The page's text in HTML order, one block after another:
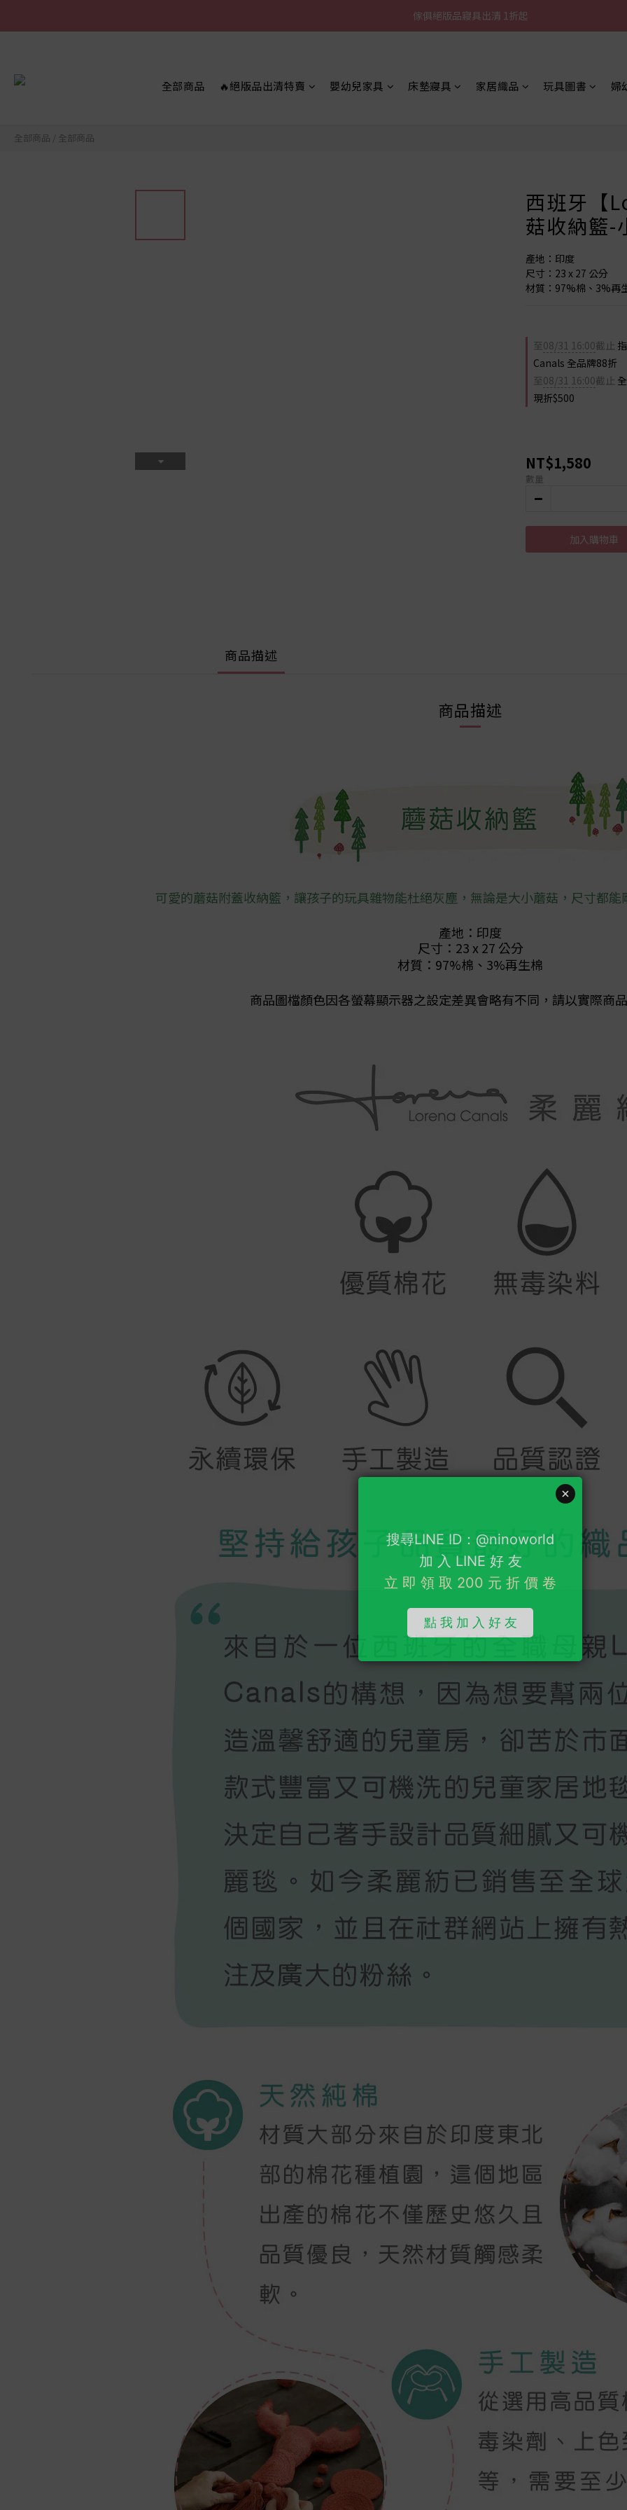
加入LINE好友就送您200元折價卷
傢俱絕版品寢具出清 1折起
全部商品 🔥絕版品出清特賣 嬰幼兒家具 床墊寢具 家居織品 玩具圖書 婦
全部商品 全部商品
西班牙【
菇收納籃-
產地：印度
尺寸：23 x 27 公分
材質：97%棉、3%再
至08/31 16:00截止
Canals 全品牌88折
至08/31 16:00截止
現折$500
NT$1,580
數量
加入購物車
商品描述
商品描述
可愛的蘑菇附蓋收納籃，讓孩子的玩具雜物能杜絕灰塵，無論是大小蘑菇，尺寸都能
產地：印度
尺寸： 23 x 27 公分
材質：97%棉、3%再生棉
商品圖檔顏色因各螢幕顯示器之設定差異會略有不同，請以實際商